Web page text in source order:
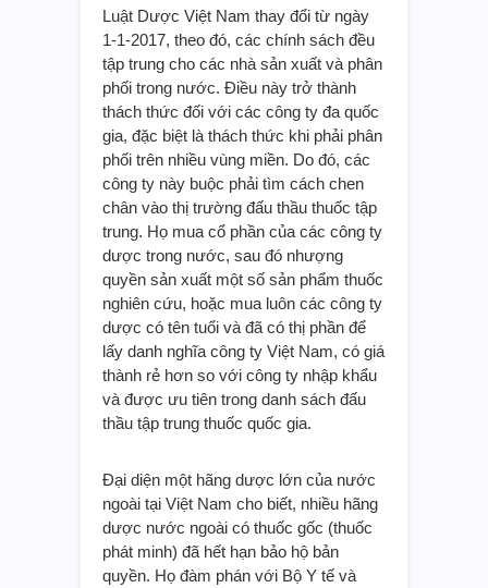
Luật Dược Việt Nam thay đổi từ ngày
1-1-2017, theo đó, các chính sách đều
tập trung cho các nhà sản xuất và phân
phối trong nước. Điều này trở thành
thách thức đối với các công ty đa quốc
gia, đặc biệt là thách thức khi phải phân
phối trên nhiều vùng miền. Do đó, các
công ty này buộc phải tìm cách chen
chân vào thị trường đấu thầu thuốc tập
trung. Họ mua cổ phần của các công ty
dược trong nước, sau đó nhượng
quyền sản xuất một số sản phẩm thuốc
nghiên cứu, hoặc mua luôn các công ty
dược có tên tuổi và đã có thị phần để
lấy danh nghĩa công ty Việt Nam, có giá
thành rẻ hơn so với công ty nhập khẩu
và được ưu tiên trong danh sách đấu
thầu tập trung thuốc quốc gia.
Đại diện một hãng dược lớn của nước
ngoài tại Việt Nam cho biết, nhiều hãng
dược nước ngoài có thuốc gốc (thuốc
phát minh) đã hết hạn bảo hộ bản
quyền. Họ đàm phán với Bộ Y tế và